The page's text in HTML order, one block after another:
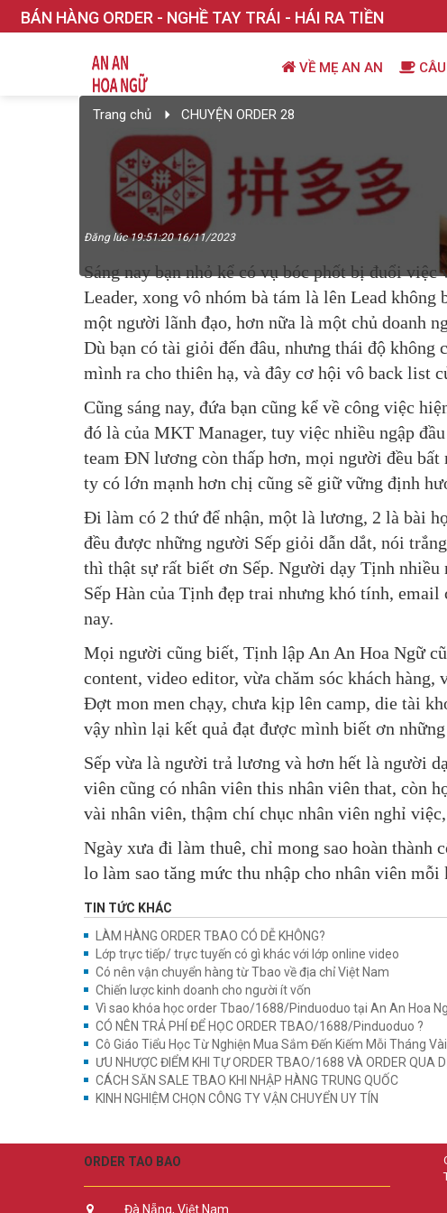
BÁN HÀNG ORDER - NGHỀ TAY TRÁI - HÁI RA TIỀN
VỀ MẸ AN AN
Trang chủ CHUYỆN ORDER 28
Đăng lúc 19:51:20 16/11/2023
Sáng nay bạn nhỏ kể có vụ bóc phốt bị đuổi
Leader, xong vô nhóm bà tám là lên Lead
một người lãnh đạo, hơn nữa là một chủ doanh
Dù bạn có tài giỏi đến đâu, nhưng thái độ
mình ra cho thiên hạ, và đây cơ hội vô back list
Cũng sáng nay, đứa bạn cũng kể về công việc
đó là của MKT Manager, tuy việc nhiều ngập
team ĐN lương còn thấp hơn, mọi người đều
ty có lớn mạnh hơn chị cũng sẽ giữ vững định
Đi làm có 2 thứ để nhận, một là lương, 2 là bài
đều được những người Sếp giỏi dẫn dắt, nói
thì thật sự rất biết ơn Sếp. Người dạy Tịnh
Sếp Hàn của Tịnh đẹp trai nhưng khó tính,
nay.
Mọi người cũng biết, Tịnh lập An An Hoa Ngữ
content, video editor, vừa chăm sóc khách
Đợt mon men chạy, chưa kịp lên camp, die tài
vậy nhìn lại kết quả đạt được mình biết ơn
Sếp vừa là người trả lương và hơn hết là người
viên cũng có nhân viên this nhân viên that, còn
vài nhân viên, thậm chí chục nhân viên nghỉ
Ngày xưa đi làm thuê, chỉ mong sao hoàn
lo làm sao tăng mức thu nhập cho nhân viên
TIN TỨC KHÁC
LÀM HÀNG ORDER TBAO CÓ DỄ KHÔNG?
Lớp trực tiếp/ trực tuyến có gì khác với lớp online video
Có nên vận chuyển hàng từ Tbao về địa chỉ Việt Nam
Chiến lược kinh doanh cho người ít vốn
Vì sao khóa học order Tbao/1688/Pinduoduo tại An An Hoa
CÓ NÊN TRẢ PHÍ ĐỂ HỌC ORDER TBAO/1688/Pinduoduo ?
Cô Giáo Tiểu Học Từ Nghiện Mua Sắm Đến Kiếm Mỗi Tháng
ƯU NHƯỢC ĐIỂM KHI TỰ ORDER TBAO/1688 VÀ ORDER QUA
CÁCH SĂN SALE TBAO KHI NHẬP HÀNG TRUNG QUỐC
KINH NGHIỆM CHỌN CÔNG TY VẬN CHUYỂN UY TÍN
ORDER TAO BAO
Đà Nẵng, Việt Nam